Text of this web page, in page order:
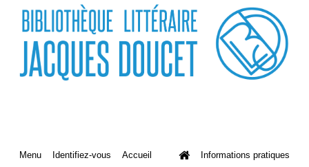
Menu Identifiez-vous Accueil Informations pratiques